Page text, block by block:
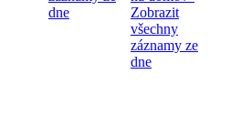
dne
Zobrazit
všechny
záznamy ze
dne